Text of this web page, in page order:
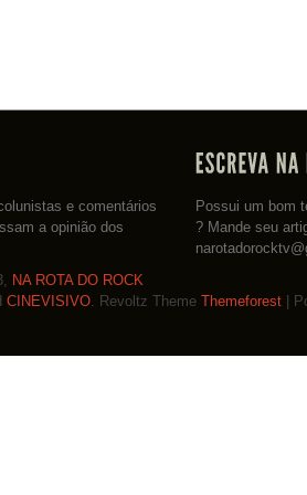
e comentários
a opinião dos
Possui um bom
? Mande seu
NA ROTA DO ROCK
CINEVISIVO. Revoltz Theme Themeforest |